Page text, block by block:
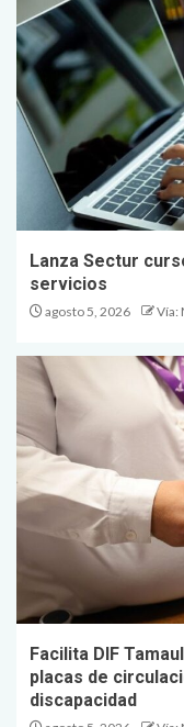
Lanza Sectur
servicios
agosto 5, 2026 Vía:
Facilita DIF
placas de
discapacidad